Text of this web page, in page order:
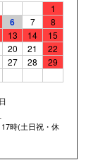
1
6 7
8
13 14
15
20 21
22
27 28
29
時(土日祝・休